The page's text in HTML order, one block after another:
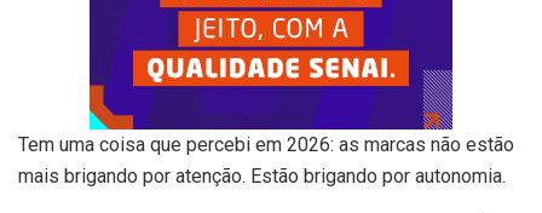
Tem uma coisa que percebi em 2026: as marcas não estão
mais brigando por atenção. Estão brigando por autonomia.